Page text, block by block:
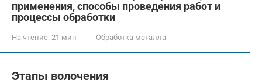
применения, способы проведения работ и
процессы обработки
На чтение: 21 мин Обработка металла
Этапы волочения